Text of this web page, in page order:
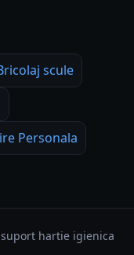
scule
Personala
hartie igienica